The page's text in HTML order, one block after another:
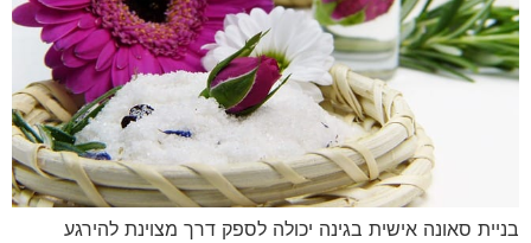
בניית סאונה אישית בגינה יכולה לספק דרך מצוינת להירגע